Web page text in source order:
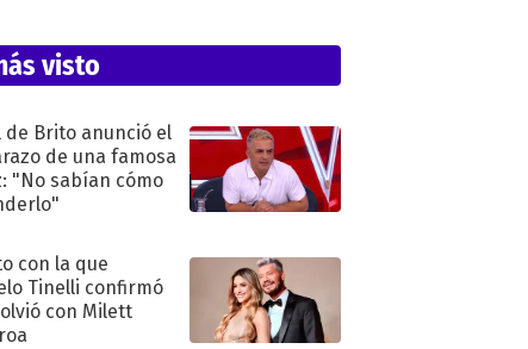
visto
de Brito anunció el
de una famosa
"No sabían cómo
con la que
Tinelli confirmó
con Milett